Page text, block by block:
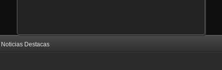
Noticias Destacas